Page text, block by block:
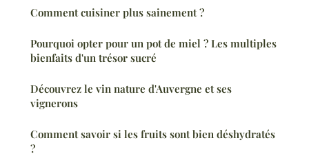
Comment cuisiner plus sainement ?
Pourquoi opter pour un pot de miel ? Les multiples
bienfaits d'un trésor sucré
Découvrez le vin nature d'Auvergne et ses
vignerons
Comment savoir si les fruits sont bien déshydratés
?